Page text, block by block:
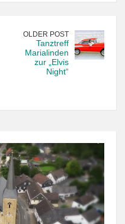
OLDER POST
Tanztreff
Marialinden
zur „Elvis
Night“